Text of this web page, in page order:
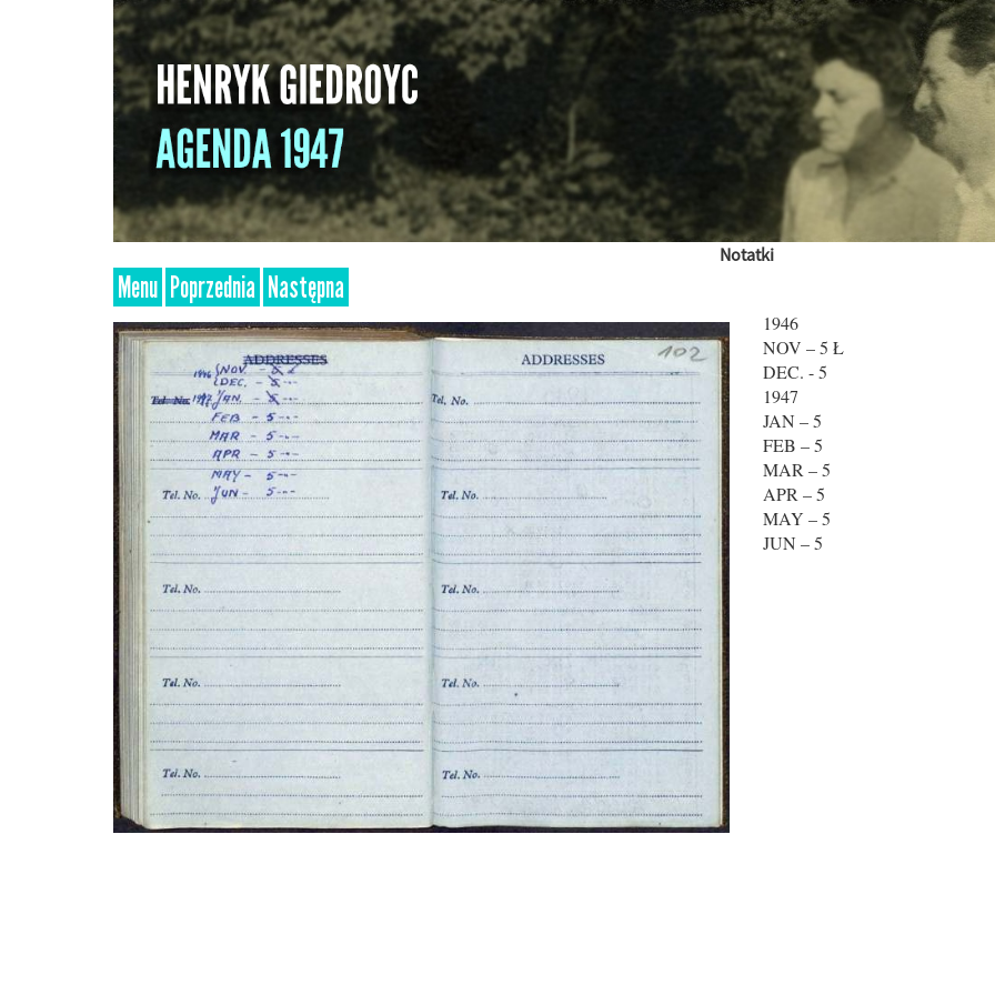
Notatki
Menu Poprzednia Następna
1946
NOV – 5 Ł
DEC. - 5
1947
JAN – 5
FEB – 5
MAR – 5
APR – 5
MAY – 5
JUN – 5